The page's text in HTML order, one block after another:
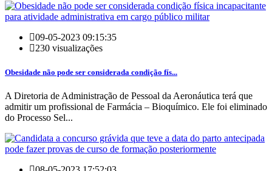
09-05-2023 09:15:35
230 visualizações
Obesidade não pode ser considerada condição fís...
A Diretoria de Administração de Pessoal da Aeronáutica terá que
admitir um profissional de Farmácia – Bioquímico. Ele foi eliminado
do Processo Sel...